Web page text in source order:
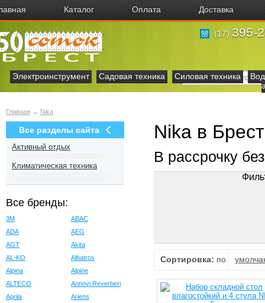
Каталог Оплата Доставка
(17) 395-
Электроинструмент Садовая техника Силовая техника
Главная → Nika
Все разделы сайта
Активный отдых
Климатическая техника
Все бренды:
3M
ABAC
ADA
AEG
AGT
Akita
AL-KO
Albatros
Alpina
Alpine
ALTECO
Annovi Reverberi
Aprila
Ariens
Nika в
В рассрочку
Сортировка: по